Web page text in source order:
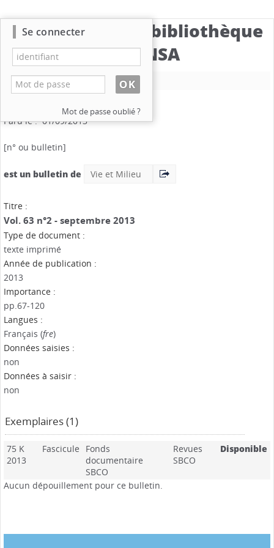
Catalogue de la bibliothèque
du CBNSA
Nouvelle recherche
Vie et Milieu.Vol. 63 n°2
Mention de date : septembre 2013
Paru le : 01/09/2013
[n° ou bulletin]
est un bulletin de Vie et Milieu
Titre :
Vol. 63 n°2 - septembre 2013
Type de document :
texte imprimé
Année de publication :
2013
Importance :
pp.67-120
Langues :
Français (fre)
Données saisies :
non
Données à saisir :
non
Exemplaires (1)
75 K
2013
Fascicule
Fonds
documentaire
SBCO
Revues
SBCO
Disponible
Aucun dépouillement pour ce bulletin.
Se connecter
Mot de passe oublié ?